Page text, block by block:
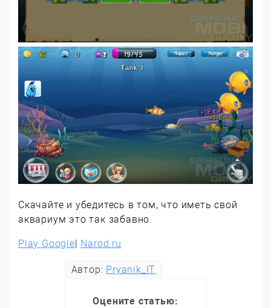
Скачайте и убедитесь в том, что иметь свой
аквариум это так забавно.
Play Google Narod.ru
Автор: Pryanik_IT
Оцените статью: